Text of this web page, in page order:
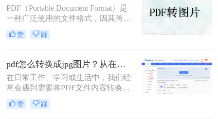
PDF（Portable Document Format）是
一种广泛使用的文件格式，因其跨平
台、保持文档格式不变的特点而受到
用户的喜爱。但在某些情况下，我们
式，以便更方便地进行编辑、分享或
嵌入到其他文档中。那么如何免费将
pdf转换成图片呢？本文将介绍几种免
费将PDF转换成图片的方法，并详细
解释其操作步骤和注意事项。
赞 踩
pdf怎么转换成jpg图片？从在线工具到专业软件，总有一款适合你！
在日常工作、学习或生活中，我们经
常会遇到需要将PDF文件内容转换为
JPG图片的场景。或许是希望将一份
报告中的图表插入PPT演示，或许是
赞 踩